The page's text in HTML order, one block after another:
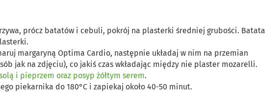
prócz batatów i cebuli, pokrój na plasterki średniej grubości. Batata
margaryną Optima Cardio, następnie układaj w nim na przemian
jak na zdjęciu), co jakiś czas wkładając między nie plaster mozarelli.
i pieprzem oraz posyp żółtym serem.
piekarnika do 180°C i zapiekaj około 40-50 minut.